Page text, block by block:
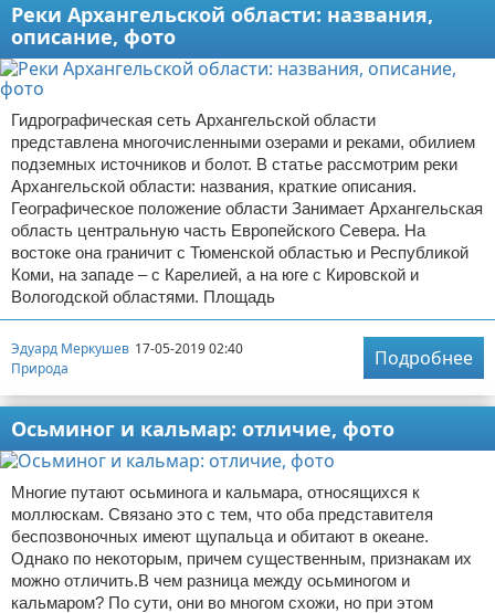
Реки Архангельской области: названия,
описание, фото
Гидрографическая сеть Архангельской области
представлена многочисленными озерами и реками, обилием
подземных источников и болот. В статье рассмотрим реки
Архангельской области: названия, краткие описания.
Географическое положение области Занимает Архангельская
область центральную часть Европейского Севера. На
востоке она граничит с Тюменской областью и Республикой
Коми, на западе – с Карелией, а на юге с Кировской и
Вологодской областями. Площадь
Эдуард Меркушев 17-05-2019 02:40
Природа
Подробнее
Осьминог и кальмар: отличие, фото
Многие путают осьминога и кальмара, относящихся к
моллюскам. Связано это с тем, что оба представителя
беспозвоночных имеют щупальца и обитают в океане.
Однако по некоторым, причем существенным, признакам их
можно отличить.В чем разница между осьминогом и
кальмаром? По сути, они во многом схожи, но при этом